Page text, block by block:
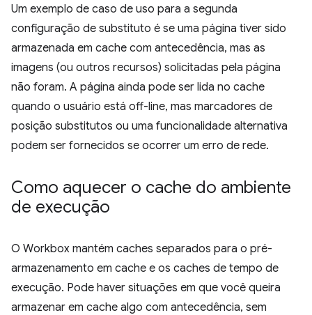
Um exemplo de caso de uso para a segunda
configuração de substituto é se uma página tiver sido
armazenada em cache com antecedência, mas as
imagens (ou outros recursos) solicitadas pela página
não foram. A página ainda pode ser lida no cache
quando o usuário está off-line, mas marcadores de
posição substitutos ou uma funcionalidade alternativa
podem ser fornecidos se ocorrer um erro de rede.
Como aquecer o cache do ambiente
de execução
O Workbox mantém caches separados para o pré-
armazenamento em cache e os caches de tempo de
execução. Pode haver situações em que você queira
armazenar em cache algo com antecedência, sem